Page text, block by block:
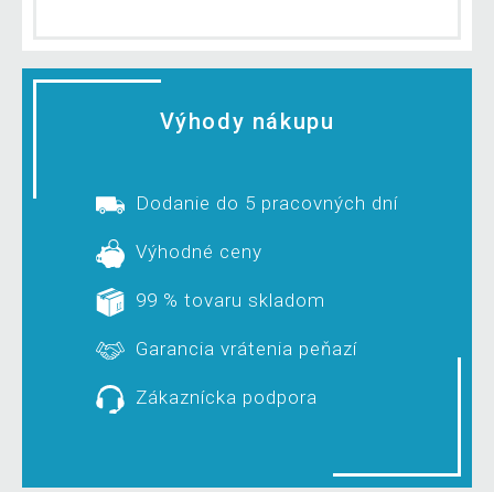
Výhody nákupu
Dodanie do 5 pracovných dní
Výhodné ceny
99 % tovaru skladom
Garancia vrátenia peňazí
Zákaznícka podpora